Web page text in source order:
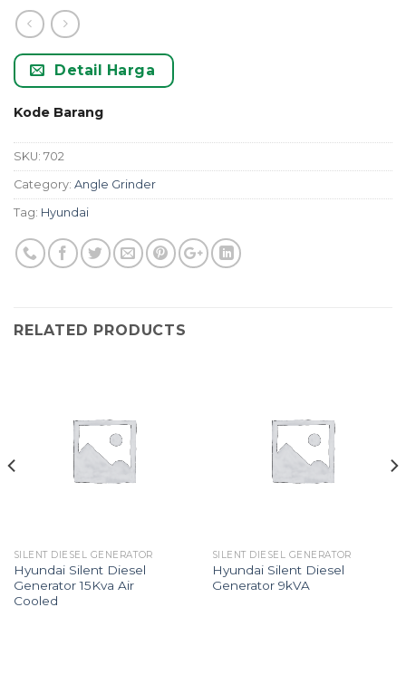
Detail Harga
Kode Barang
SKU: 702
Category: Angle Grinder
Tag: Hyundai
RELATED PRODUCTS
SILENT DIESEL GENERATOR
Hyundai Silent Diesel
Generator 15Kva Air
Cooled
SILENT DIESEL GENERATOR
Hyundai Silent Diesel
Generator 9kVA